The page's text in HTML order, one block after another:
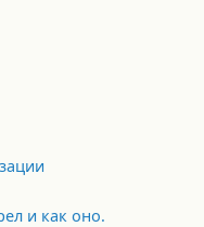
и как оно.